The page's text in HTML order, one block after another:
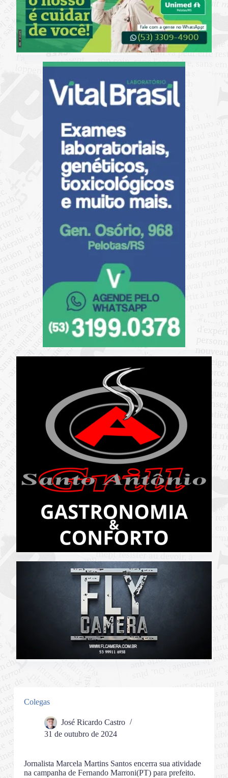
Colegas
José Ricardo Castro
31 de outubro de 2024
Jornalista Marcela Martins Santos encerra sua atividade
na campanha de Fernando Marroni(PT) para prefeito.